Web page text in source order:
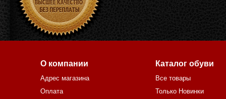
О компании
Адрес магазина
Оплата
Каталог обуви
Все товары
Только Новинки